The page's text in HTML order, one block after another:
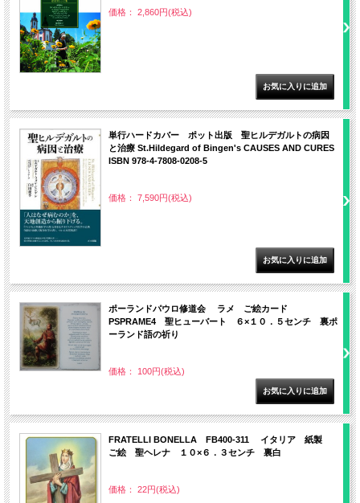
価格： 2,860円(税込)
単行ハードカバー ポット出版 聖ヒルデガルトの病因
と治療 St.Hildegard of Bingen's CAUSES AND CURES
ISBN 978-4-7808-0208-5
価格： 7,590円(税込)
ポーランドパウロ修道会 ラメ ご絵カード
PSPRAME4 聖ヒューバート ６×１０．５センチ 裏ポ
ーランド語の祈り
価格： 100円(税込)
FRATELLI BONELLA FB400-311 イタリア 紙製
ご絵 聖ヘレナ １０×６．３センチ 裏白
価格： 22円(税込)